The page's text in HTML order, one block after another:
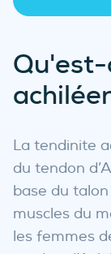
La tendinite
du tendon
base du
muscles du
les femmes